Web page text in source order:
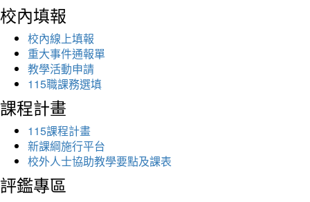
校內填報
校內線上填報
重大事件通報單
教學活動申請
115職課務選填
課程計畫
115課程計畫
新課綱施行平台
校外人士協助教學要點及課表
評鑑專區